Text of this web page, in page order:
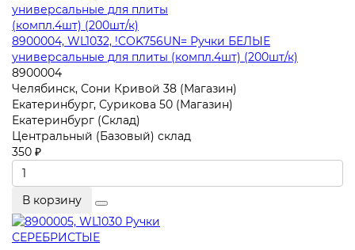
8900004, WL1032, !COK756UN= Ручки БЕЛЫЕ
универсальные для плиты (компл.4шт) (200шт/к)
8900004
Челябинск, Сони Кривой 38 (Магазин)
Екатеринбург, Сурикова 50 (Магазин)
Екатеринбург (Склад)
Центральный (Базовый) склад
350 ₽
В корзину